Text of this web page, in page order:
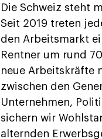
Die Schweiz steht
Seit 2019 treten
den Arbeitsmarkt
Rentner um rund
neue Arbeitskräfte
zwischen den
Unternehmen,
sichern wir
alternden